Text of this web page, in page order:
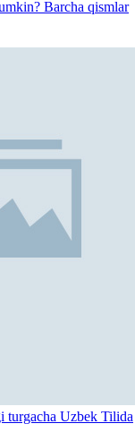
Barcha qismlar
turgacha Uzbek Tilida